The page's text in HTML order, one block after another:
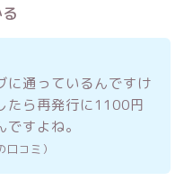
に通っているんですけ
たら再発行に1100円
すよね。
口コミ）